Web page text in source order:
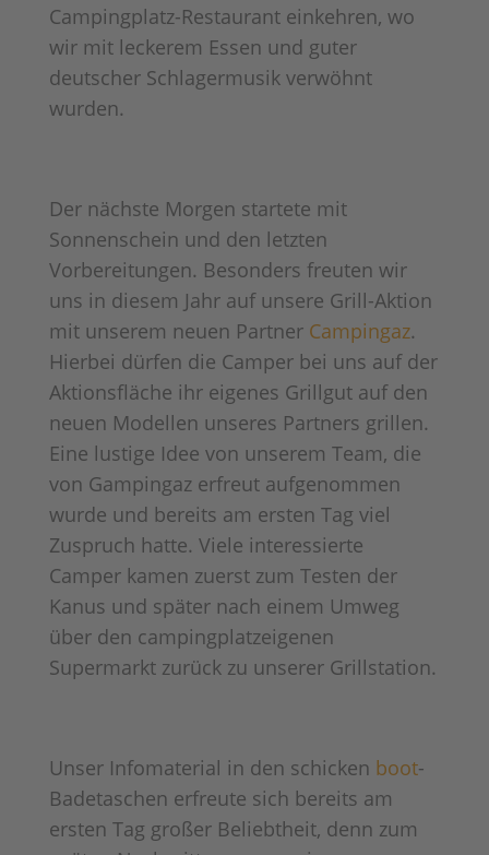
Campingplatz-Restaurant einkehren, wo
wir mit leckerem Essen und guter
deutscher Schlagermusik verwöhnt
wurden.
Der nächste Morgen startete mit
Sonnenschein und den letzten
Vorbereitungen. Besonders freuten wir
uns in diesem Jahr auf unsere Grill-Aktion
mit unserem neuen Partner Campingaz.
Hierbei dürfen die Camper bei uns auf der
Aktionsfläche ihr eigenes Grillgut auf den
neuen Modellen unseres Partners grillen.
Eine lustige Idee von unserem Team, die
von Gampingaz erfreut aufgenommen
wurde und bereits am ersten Tag viel
Zuspruch hatte. Viele interessierte
Camper kamen zuerst zum Testen der
Kanus und später nach einem Umweg
über den campingplatzeigenen
Supermarkt zurück zu unserer Grillstation.
Unser Infomaterial in den schicken boot-
Badetaschen erfreute sich bereits am
ersten Tag großer Beliebtheit, denn zum